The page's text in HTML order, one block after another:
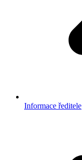
Informace ředitele